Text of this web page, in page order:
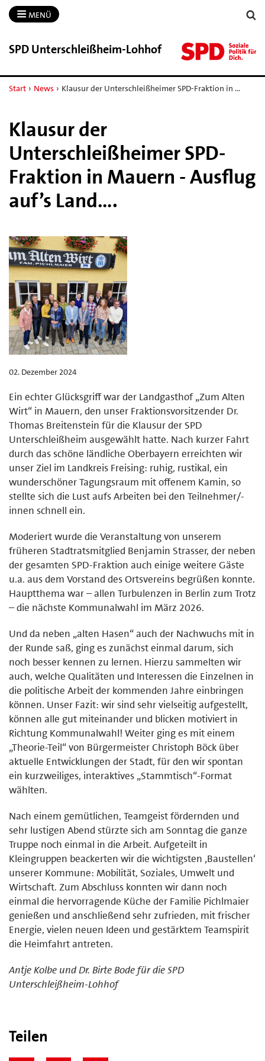
MENÜ
SPD Unterschleißheim-​Lohhof
Start › News › Klausur der Unterschleißheimer SPD-Fraktion in …
Klausur der
Unterschleißheimer SPD-
Fraktion in Mauern - Ausflug
auf’s Land….
02. Dezember 2024
Ein echter Glücksgriff war der Landgasthof „Zum Alten
Wirt“ in Mauern, den unser Fraktionsvorsitzender Dr.
Thomas Breitenstein für die Klausur der SPD
Unterschleißheim ausgewählt hatte. Nach kurzer Fahrt
durch das schöne ländliche Oberbayern erreichten wir
unser Ziel im Landkreis Freising: ruhig, rustikal, ein
wunderschöner Tagungsraum mit offenem Kamin, so
stellte sich die Lust aufs Arbeiten bei den Teilnehmer/-
innen schnell ein.
Moderiert wurde die Veranstaltung von unserem
früheren Stadtratsmitglied Benjamin Strasser, der neben
der gesamten SPD-Fraktion auch einige weitere Gäste
u.a. aus dem Vorstand des Ortsvereins begrüßen konnte.
Hauptthema war – allen Turbulenzen in Berlin zum Trotz
– die nächste Kommunalwahl im März 2026.
Und da neben „alten Hasen“ auch der Nachwuchs mit in
der Runde saß, ging es zunächst einmal darum, sich
noch besser kennen zu lernen. Hierzu sammelten wir
auch, welche Qualitäten und Interessen die Einzelnen in
die politische Arbeit der kommenden Jahre einbringen
können. Unser Fazit: wir sind sehr vielseitig aufgestellt,
können alle gut miteinander und blicken motiviert in
Richtung Kommunalwahl! Weiter ging es mit einem
„Theorie-Teil“ von Bürgermeister Christoph Böck über
aktuelle Entwicklungen der Stadt, für den wir spontan
ein kurzweiliges, interaktives „Stammtisch“-Format
wählten.
Nach einem gemütlichen, Teamgeist fördernden und
sehr lustigen Abend stürzte sich am Sonntag die ganze
Truppe noch einmal in die Arbeit. Aufgeteilt in
Kleingruppen beackerten wir die wichtigsten ‚Baustellen‘
unserer Kommune: Mobilität, Soziales, Umwelt und
Wirtschaft. Zum Abschluss konnten wir dann noch
einmal die hervorragende Küche der Familie Pichlmaier
genießen und anschließend sehr zufrieden, mit frischer
Energie, vielen neuen Ideen und gestärktem Teamspirit
die Heimfahrt antreten.
Antje Kolbe und Dr. Birte Bode für die SPD
Unterschleißheim-Lohhof
Teilen